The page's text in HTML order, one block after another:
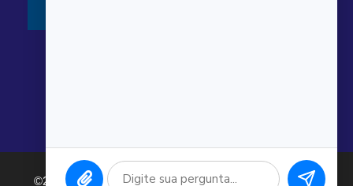
©2026 Argonauta Comércio e Serviços Oceanográficos